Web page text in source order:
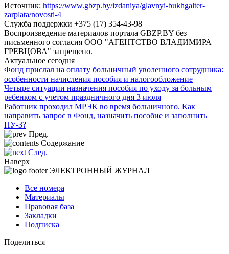
Источник: https://www.gbzp.by/izdaniya/glavnyi-bukhgalter-
zarplata/novosti-4
Служба поддержки +375 (17) 354-43-98
Воспроизведение материалов портала GBZP.BY без
письменного согласия OOO "АГЕНТСТВО ВЛАДИМИРА
ГРЕВЦОВА" запрещено.
Актуальное сегодня
Фонд прислал на оплату больничный уволенного сотрудника:
особенности начисления пособия и налогообложение
Четыре ситуации назначения пособия по уходу за больным
ребенком с учетом праздничного дня 3 июля
Работник проходил МРЭК во время больничного. Как
направить запрос в Фонд, назначить пособие и заполнить
ПУ-3?
Пред.
Содержание
След.
Наверх
ЭЛЕКТРОННЫЙ ЖУРНАЛ
Все номера
Материалы
Правовая база
Закладки
Подписка
Поделиться